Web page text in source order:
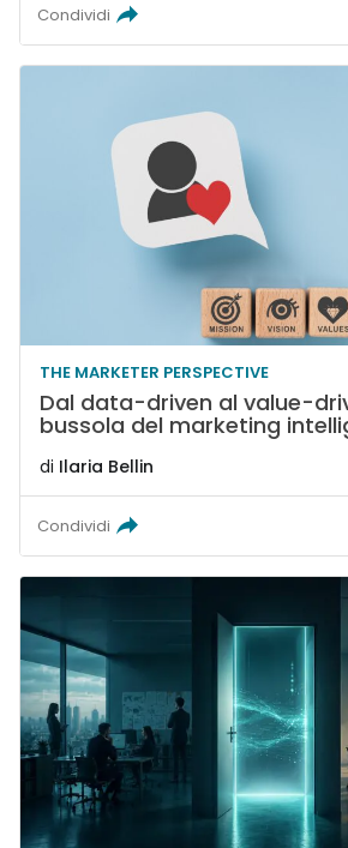
Condividi
THE MARKETER PERSPECTIVE
Dal data-driven al value-
bussola del marketing
di Ilaria Bellin
Condividi